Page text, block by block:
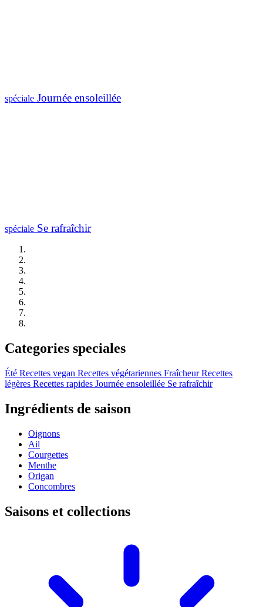
spéciale Journée ensoleillée
spéciale Se rafraîchir
Categories speciales
Été Recettes vegan Recettes végétariennes Fraîcheur Recettes
légères Recettes rapides Journée ensoleillée Se rafraîchir
Ingrédients de saison
Oignons
Ail
Courgettes
Menthe
Origan
Concombres
Saisons et collections